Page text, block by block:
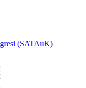
(SATAuK)